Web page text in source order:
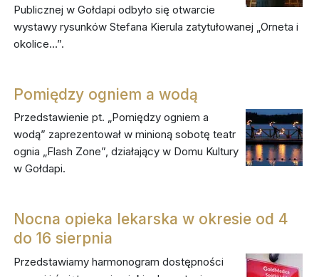
Publicznej w Gołdapi odbyło się otwarcie
wystawy rysunków Stefana Kierula zatytułowanej „Orneta i
okolice…”.
Pomiędzy ogniem a wodą
Przedstawienie pt. „Pomiędzy ogniem a
wodą” zaprezentował w minioną sobotę teatr
ognia „Flash Zone”, działający w Domu Kultury
w Gołdapi.
Nocna opieka lekarska w okresie od 4
do 16 sierpnia
Przedstawiamy harmonogram dostępności